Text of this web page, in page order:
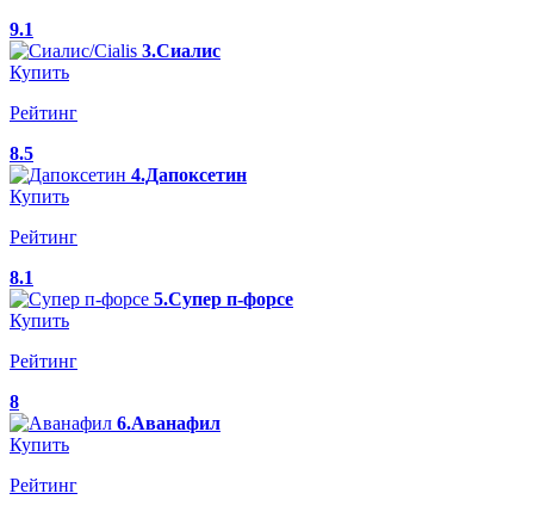
9.1
3.Сиалис
Купить
Рейтинг
8.5
4.Дапоксетин
Купить
Рейтинг
8.1
5.Супер п-форсе
Купить
Рейтинг
8
6.Аванафил
Купить
Рейтинг